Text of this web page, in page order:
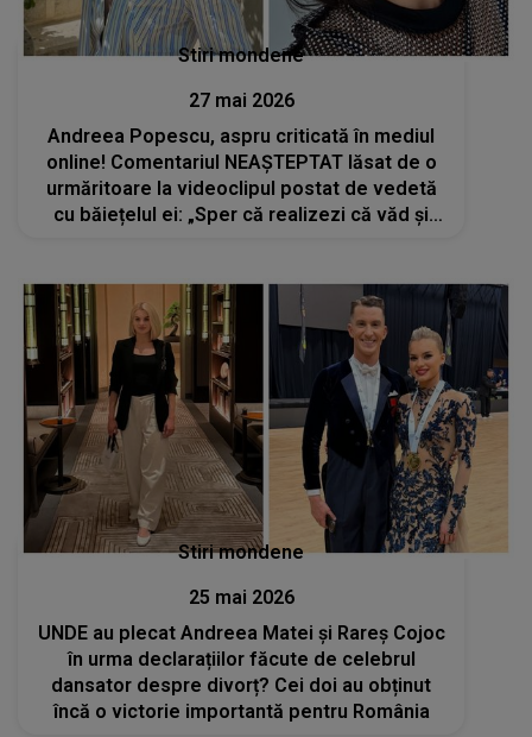
Stiri mondene
27 mai 2026
Andreea Popescu, aspru criticată în mediul
online! Comentariul NEAȘTEPTAT lăsat de o
urmăritoare la videoclipul postat de vedetă
cu băiețelul ei: „Sper că realizezi că văd și
Stiri mondene
25 mai 2026
UNDE au plecat Andreea Matei și Rareș Cojoc
în urma declarațiilor făcute de celebrul
dansator despre divorț? Cei doi au obținut
încă o victorie importantă pentru România